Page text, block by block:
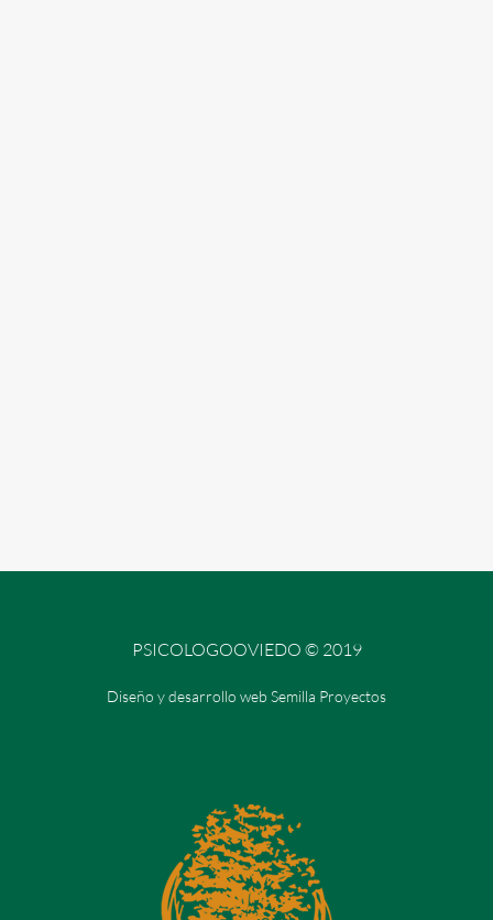
PSICOLOGOOVIEDO © 2019
Diseño y desarrollo web Semilla Proyectos